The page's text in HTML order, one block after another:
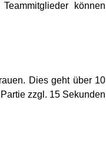
können
Dies geht über 10
zzgl. 15 Sekunden